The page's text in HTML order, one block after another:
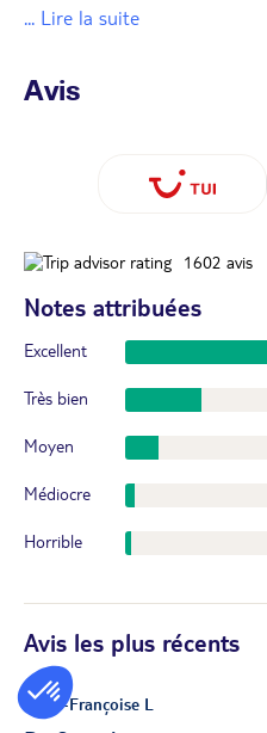
... Lire la suite
Avis
1602 avis
Notes attribuées
Excellent
Très bien
Moyen
Médiocre
Horrible
Avis les plus récents
Anne-Françoise L